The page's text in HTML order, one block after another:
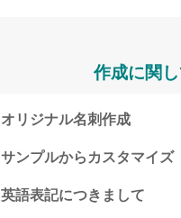
作成に関
オリジナル名刺作成
サンプルからカスタマイズ
英語表記につきまして